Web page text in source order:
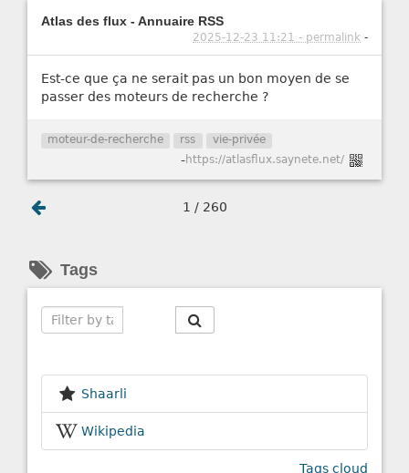
Atlas des flux - Annuaire RSS
2025-12-23 11:21 - permalink -
Est-ce que ça ne serait pas un bon moyen de se
passer des moteurs de recherche ?
moteur-de-recherche rss vie-privée
-https://atlasflux.saynete.net/
1 / 260
Tags
Shaarli
Wikipedia
Tags cloud